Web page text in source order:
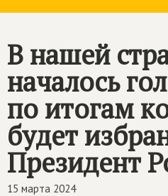
Контакты
В нашей
началось
по итогам
будет
Президент
15 марта 2024